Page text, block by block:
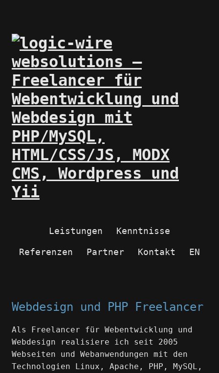
Leistungen Kenntnisse
Referenzen Partner Kontakt EN
Webdesign und PHP Freelancer
Als Freelancer für Webentwicklung und
Webdesign realisiere ich seit 2005
Webseiten und Webanwendungen mit den
Technologien Linux, Apache, PHP, MySQL,